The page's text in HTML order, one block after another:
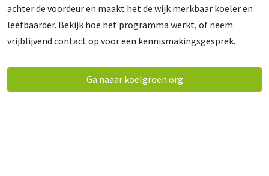
achter de voordeur en maakt het de wijk merkbaar koeler en
leefbaarder. Bekijk hoe het programma werkt, of neem
vrijblijvend contact op voor een kennismakingsgesprek.
Ga naaar koelgroen.org